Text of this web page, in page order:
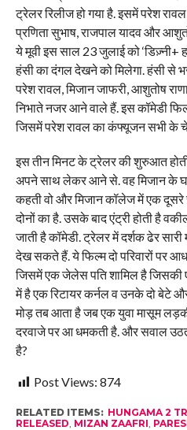
ट्रेलर रिलीज हो गया है. इसमें परेश
प्रणिता सुभाष, राजपाल यादव और
ये मूवी इस साल 23 जुलाई को ‘डिज़्नी+
हंसी का दंगल देखने को मिलेगा. हंसी से
परेश रावल, मिजान जाफरी, आशुतोष
निभाते नजर आने वाले हैं. इस कॉमेडी
जिसमें परेश रावल का कंफ्यूजन सभी के
इस तीन मिनट के ट्रेलर की शुरुआत
अपने साथ लेकर आने से. वह मिजान के
कहती वो और मिजान कॉलेज में एक दूसरे
दोनों का है. उसके बाद एंट्री होती है
जाती है कॉमेडी. ट्रेलर में दर्शक ढेर
देख सकते हैं. ये फिल्म दो परिवारों पर
जिसमें एक जेलेस पति शामिल है जिसकी
में है एक रिटायर कर्नल व उनके दो बेटे
मोड़ तब आता है जब एक युवा मासूम
दरवाजे पर आ धमकती है. और सवाल
है?
Post Views: 874
RELATED ITEMS: HUNGAMA 2
RELEASED MIZAN ZAAFRI